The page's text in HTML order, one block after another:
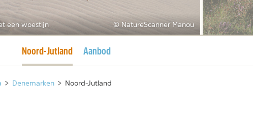
een woestijn © NatureScanner Manou
Huidige pagina
Noord-Jutland Aanbod
> Denemarken > Noord-Jutland